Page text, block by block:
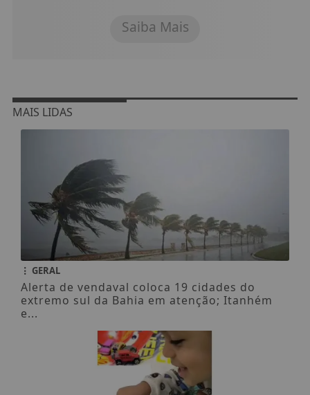
Saiba Mais
MAIS LIDAS
GERAL
Alerta de vendaval coloca 19 cidades do
extremo sul da Bahia em atenção; Itanhém
e...